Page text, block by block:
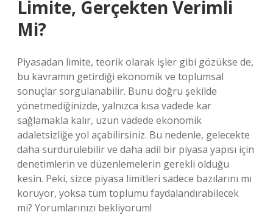
Limite, Gerçekten Verimli
Mi?
Piyasadan limite, teorik olarak işler gibi gözükse de,
bu kavramın getirdiği ekonomik ve toplumsal
sonuçlar sorgulanabilir. Bunu doğru şekilde
yönetmediğinizde, yalnızca kısa vadede kar
sağlamakla kalır, uzun vadede ekonomik
adaletsizliğe yol açabilirsiniz. Bu nedenle, gelecekte
daha sürdürülebilir ve daha adil bir piyasa yapısı için
denetimlerin ve düzenlemelerin gerekli olduğu
kesin. Peki, sizce piyasa limitleri sadece bazılarını mı
koruyor, yoksa tüm toplumu faydalandırabilecek
mi? Yorumlarınızı bekliyorum!